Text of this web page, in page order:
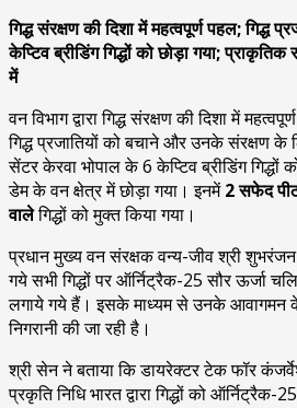
गिद्ध संरक्षण की दिशा में महत्वपूर्ण पहल;
केप्टिव ब्रीडिंग गिद्धों को छोड़ा गया;
में
वन विभाग द्वारा गिद्ध संरक्षण की दिशा में
गिद्ध प्रजातियों को बचाने और उनके संरक्षण के
सेंटर केरवा भोपाल के 6 केप्टिव ब्रीडिंग गिद्धों
डेम के वन क्षेत्र में छोड़ा गया। इनमें2 सफेद
वालेगिद्धों को मुक्त किया गया।
प्रधान मुख्य वन संरक्षक वन्य-जीव श्री
गये सभी गिद्धों पर ऑर्निट्रैक-25 सौर ऊर्जा
लगाये गये हैं। इसके माध्यम से उनके आवागमन
निगरानी की जा रही है।
श्री सेन ने बताया कि डायरेक्टर टेक फॉर
प्रकृति निधि भारत द्वारा गिद्धों को